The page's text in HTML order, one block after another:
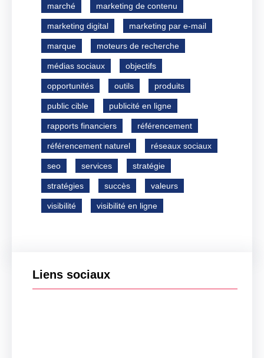
marché marketing de contenu
marketing digital marketing par e-mail
marque moteurs de recherche
médias sociaux objectifs
opportunités outils produits
public cible publicité en ligne
rapports financiers référencement
référencement naturel réseaux sociaux
seo services stratégie
stratégies succès valeurs
visibilité visibilité en ligne
Liens sociaux